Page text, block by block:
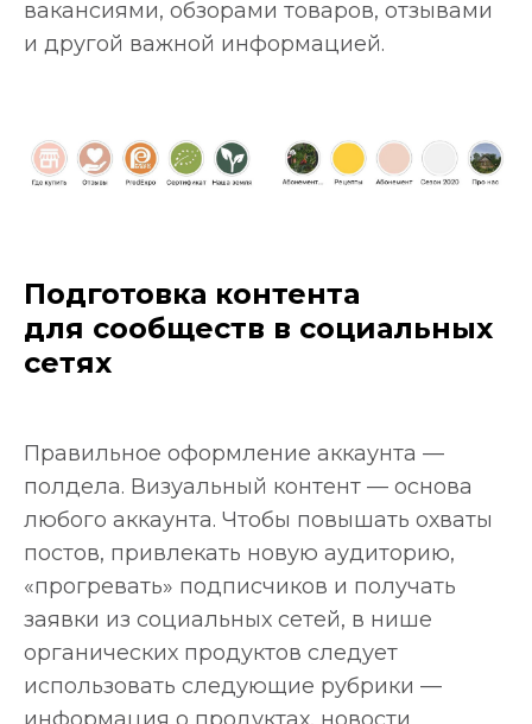
вакансиями, обзорами товаров, отзывами
и другой важной информацией.
Подготовка контента
для сообществ в социальных
сетях
Правильное оформление аккаунта —
полдела. Визуальный контент — основа
любого аккаунта. Чтобы повышать охваты
постов, привлекать новую аудиторию,
«прогревать» подписчиков и получать
заявки из социальных сетей, в нише
органических продуктов следует
использовать следующие рубрики —